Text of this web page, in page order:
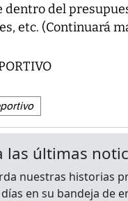
dentro del
etc. (Continuará